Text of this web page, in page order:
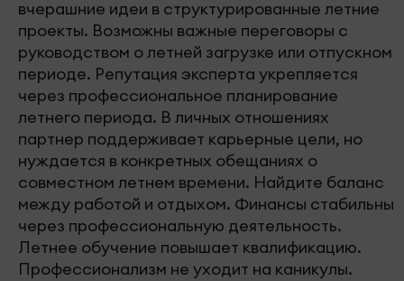
вчерашние идеи в структурированные летние
проекты. Возможны важные переговоры с
руководством о летней загрузке или отпускном
периоде. Репутация эксперта укрепляется
через профессиональное планирование
летнего периода. В личных отношениях
партнер поддерживает карьерные цели, но
нуждается в конкретных обещаниях о
совместном летнем времени. Найдите баланс
между работой и отдыхом. Финансы стабильны
через профессиональную деятельность.
Летнее обучение повышает квалификацию.
Профессионализм не уходит на каникулы.